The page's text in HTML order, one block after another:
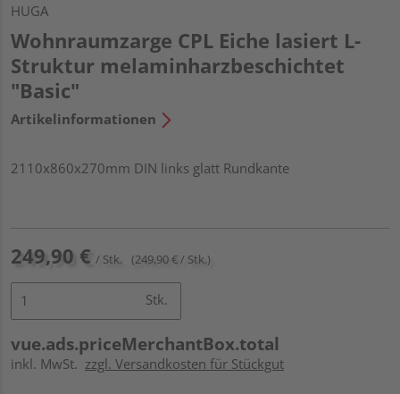
HUGA
Wohnraumzarge CPL Eiche lasiert L-
Struktur melaminharzbeschichtet
"Basic"
Artikelinformationen
2110x860x270mm DIN links glatt Rundkante
249,90 € / Stk. (249,90 € / Stk.)
Stk.
vue.ads.priceMerchantBox.total
inkl. MwSt. zzgl. Versandkosten für Stückgut